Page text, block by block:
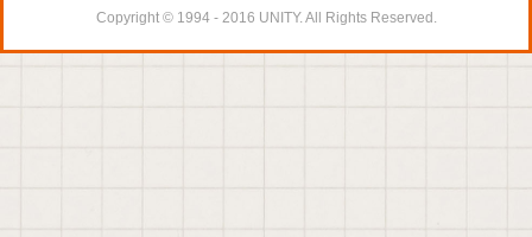
Copyright © 1994 - 2016 UNITY. All Rights Reserved.